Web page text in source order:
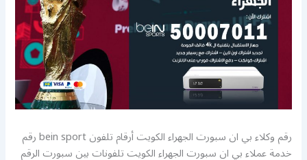
رقم وكلاء بي ان سبورت الجهراء الكويت أرقام تلفون bein sport رقم
خدمة عملاء بي ان سبورت الجهراء الكويت تلفونات بين سبورت الرقم